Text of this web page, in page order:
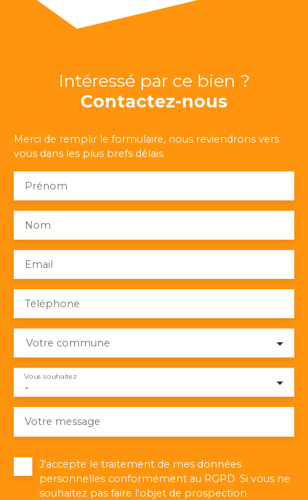
Intéressé par ce bien ?
Contactez-nous
Merci de remplir le formulaire, nous reviendrons vers
vous dans les plus brefs délais.
Prénom
Nom
Email
Téléphone
Votre commune
-
Vous souhaitez
Votre message
J'accepte le traitement de mes données
personnelles conformément au RGPD. Si vous ne
souhaitez pas faire l'objet de prospection